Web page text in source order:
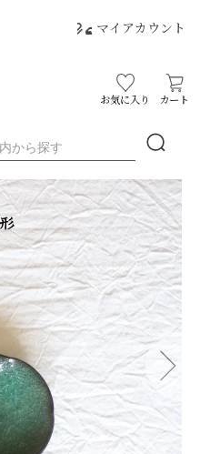
マイアカウント
お気に入り カート